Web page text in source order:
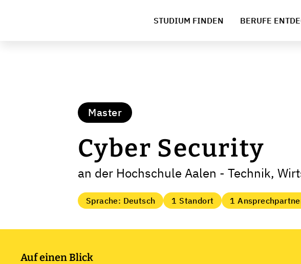
STUDIUM FINDEN BERUFE
Master
Cyber Security
an der Hochschule Aalen - Technik,
Sprache: Deutsch 1 Standort 1
Auf einen Blick